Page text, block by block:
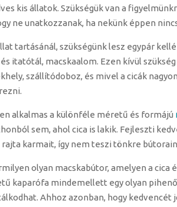
kis állatok. Szükségük van a
ne unatkozzanak, ha nekünk éppen
tartásánál, szükségünk lesz egypár
itatótál, macskaalom. Ezen kívül
szállítódoboz, és mivel a cicák
alkalmas a különféle méretű és formájú
sem, ahol cica is lakik. Fejleszti
rajta karmait, így nem teszi tönkre
olyan macskabútor, amelyen a cica
kaparófa mindemellett egy olyan
Ahhoz azonban, hogy kedvencét